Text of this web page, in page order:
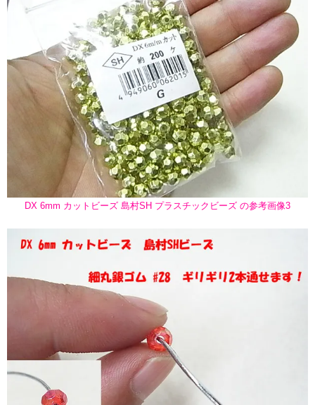
DX 6mm カットビーズ 島村SH プラスチックビーズ の参考画像3